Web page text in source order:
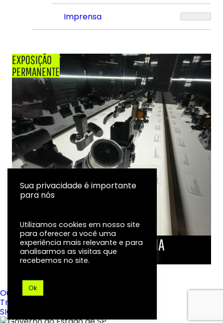
Imprensa
EXPOSIÇÃO
PERMANENTE
LINHA DO TEMPO DA FOTOGRAFIA
EXPOSIÇÃO
Ouvidoria
Transparência
SIC
Sua privacidade é importante
para nós
Utilizamos cookies em nosso site
para oferecer a você uma
experiência mais relevante e para
analisarmos as visitas que
recebemos no site.
Ok